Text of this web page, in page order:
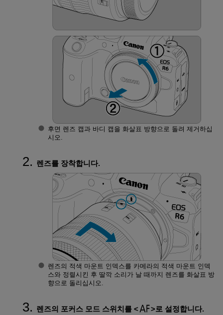
후면 렌즈 캡과 바디 캡을 화살표 방향으로 돌려 제거하십
시오.
렌즈를 장착합니다.
렌즈의 적색 마운트 인덱스를 카메라의 적색 마운트 인덱
스와 정렬시킨 후 딸깍 소리가 날 때까지 렌즈를 화살표 방
향으로 돌리십시오.
렌즈의 포커스 모드 스위치를 로 설정합니다.